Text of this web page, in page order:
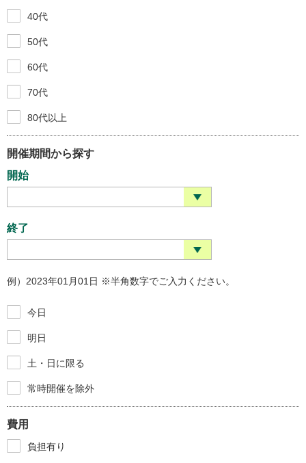
40代
50代
60代
70代
80代以上
開催期間から探す
開始
終了
例）2023年01月01日 ※半角数字でご入力ください。
今日
明日
土・日に限る
常時開催を除外
費用
負担有り